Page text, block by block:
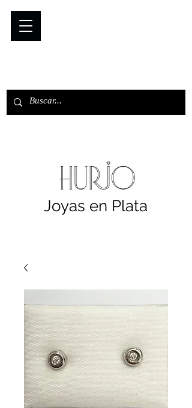
Joyas en Plata